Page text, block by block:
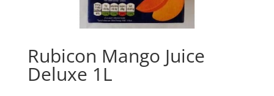
Rubicon Mango Juice
Deluxe 1L